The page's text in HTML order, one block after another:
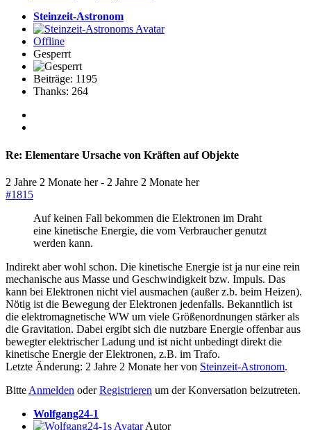
Steinzeit-Astronom
Offline
Gesperrt
Beiträge: 1195
Thanks: 264
Re: Elementare Ursache von Kräften auf Objekte
2 Jahre 2 Monate her- 2 Jahre 2 Monate her
#1815
Auf keinen Fall bekommen die Elektronen im Draht
eine kinetische Energie, die vom Verbraucher genutzt
werden kann.
Indirekt aber wohl schon. Die kinetische Energie ist ja nur eine rein
mechanische aus Masse und Geschwindigkeit bzw. Impuls. Das
kann bei Elektronen nicht viel ausmachen (außer z.b. beim Heizen).
Nötig ist die Bewegung der Elektronen jedenfalls. Bekanntlich ist
die elektromagnetische WW um viele Größenordnungen stärker als
die Gravitation. Dabei ergibt sich die nutzbare Energie offenbar aus
bewegter elektrischer Ladung und ist nicht unbedingt direkt die
kinetische Energie der Elektronen, z.B. im Trafo.
Letzte Änderung: 2 Jahre 2 Monate her von Steinzeit-Astronom.
Bitte Anmelden oderRegistrieren um der Konversation beizutreten.
Wolfgang24-1
Autor